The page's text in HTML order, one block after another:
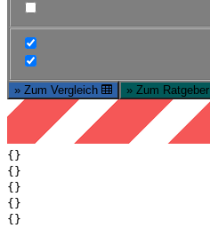
» Zum Vergleich » Zum Ratgeber
{}
{}
{}
{}
{}